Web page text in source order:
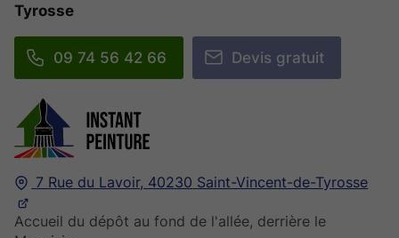
7 Rue du Lavoir, 40230 Saint-Vincent-de-Tyrosse
Accueil du dépôt au fond de l'allée, derrière le
Tyrosse
09 74 56 42 66 Devis gratuit